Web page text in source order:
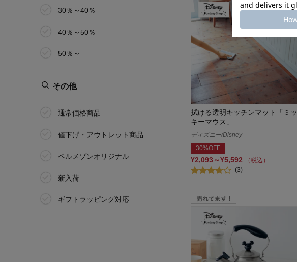
30％～40％
40％～50％
50％～
その他
通常価格商品
値下げ・アウトレット商品
ベルメゾンオリジナル
新入荷
ギフトラッピング対応
拭ける透明キッチンマット「ミッ
キーマウス」
ディズニー/Disney
30%OFF
¥2,093～¥5,592
（税込）
(3)